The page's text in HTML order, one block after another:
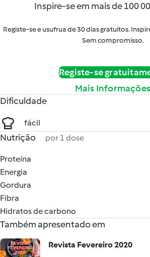
Inspire-se em mais de 100
Registe-se e usufrua de 30 dias gratuitos.
Sem compromisso.
Registe-se
Mais Informações
Dificuldade
fácil
Nutrição por 1 dose
Proteína
Energia
Gordura
Fibra
Hidratos de carbono
Também apresentado em
Revista Fevereiro 2020